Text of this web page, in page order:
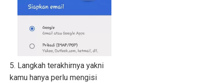
5. Langkah terakhirnya yakni
kamu hanya perlu mengisi